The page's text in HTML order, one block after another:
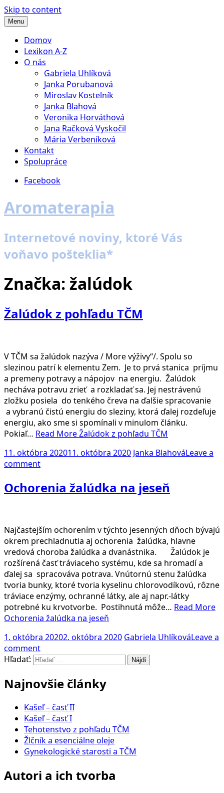
Skip to content
Menu
Domov
Lexikon A-Z
O nás
Gabriela Uhlíková
Janka Porubanová
Miroslav Kostelník
Janka Blahová
Veronika Horváthová
Jana Račková Vyskočil
Mária Verbeníková
Kontakt
Spolupráce
Facebook
Aromaterapia
Internetové noviny, ktoré Vás
voňavo pošteklia*
Značka: žalúdok
Žalúdok z pohľadu TČM
V TČM sa žalúdok nazýva / More výživy“/. Spolu so
slezinou patrí k elementu Zem. Je to prvá stanica príjmu
a premeny potravy a nápojov na energiu. Žalúdok
necháva potravu zrieť a rozkladať sa. Jej nestrávenú
zložku posiela do tenkého čreva na ďalšie spracovanie
a vybranú čistú energiu do sleziny, ktorá ďalej rozdeľuje
energiu, ako sme si spomínali v minulom článku.
Pokiaľ… Read MoreŽalúdok z pohľadu TČM
11. októbra 202011. októbra 2020 Janka BlahováLeave a
comment
Ochorenia žalúdka na jeseň
Najčastejším ochorením v týchto jesenných dňoch bývajú
okrem prechladnutia aj ochorenia žalúdka, hlavne
vredová choroba žalúdka a dvanástnika. Žalúdok je
rozšírená časť tráviaceho systému, kde sa hromadí a
ďalej sa spracováva potrava. Vnútornú stenu žalúdka
tvoria bunky, ktoré tvoria kyselinu chlorovodíkovú, rôzne
tráviace enzýmy, ochranné látky, ale aj napr.-látky
potrebné ku krvotvorbe. Postihnutá môže… Read More
Ochorenia žalúdka na jeseň
1. októbra 20202. októbra 2020 Gabriela UhlíkováLeave a
comment
Hľadať:
Najnovšie články
Kašeľ – časť II
Kašeľ – časť I
Tehotenstvo z pohľadu TČM
Žlčník a esenciálne oleje
Gynekologické starosti a TČM
Autori a ich tvorba